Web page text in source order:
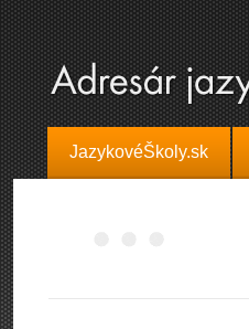
JazykovéŠkoly.sk